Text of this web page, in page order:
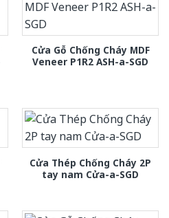
Cửa Gỗ Chống Cháy MDF
Veneer P1R2 ASH-a-SGD
Cửa Thép Chống Cháy 2P
tay nam Cửa-a-SGD